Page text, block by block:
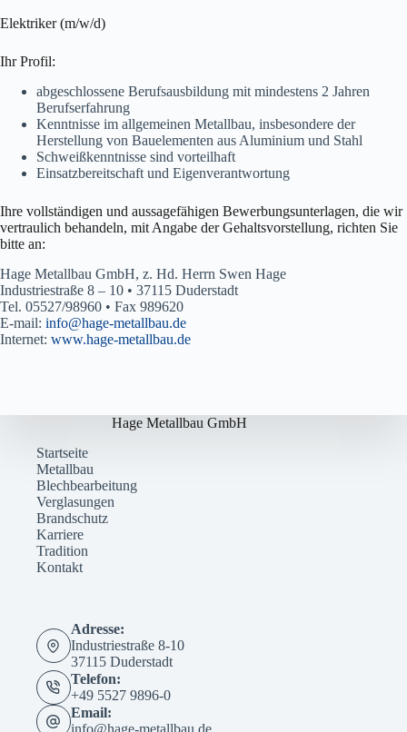
Elektriker (m/w/d)
Ihr Profil:
abgeschlossene Berufsausbildung mit mindestens 2 Jahren
Berufserfahrung
Kenntnisse im allgemeinen Metallbau, insbesondere der
Herstellung von Bauelementen aus Aluminium und Stahl
Schweißkenntnisse sind vorteilhaft
Einsatzbereitschaft und Eigenverantwortung
Ihre vollständigen und aussagefähigen Bewerbungsunterlagen, die wir
vertraulich behandeln, mit Angabe der Gehaltsvorstellung, richten Sie
bitte an:
Hage Metallbau GmbH, z. Hd. Herrn Swen Hage
Industriestraße 8 – 10 • 37115 Duderstadt
Tel. 05527/98960 • Fax 989620
E-mail: info@hage-metallbau.de
Internet: www.hage-metallbau.de
Hage Metallbau GmbH
Startseite
Metallbau
Blechbearbeitung
Verglasungen
Brandschutz
Karriere
Tradition
Kontakt
Adresse:
Industriestraße 8-10
37115 Duderstadt
Telefon:
+49 5527 9896-0
Email: